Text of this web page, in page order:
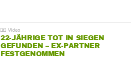
22-JÄHRIGE TOT IN SIEGEN
GEFUNDEN – EX-PARTNER
FESTGENOMMEN